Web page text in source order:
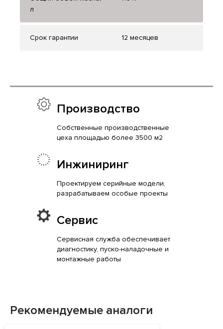
л
Срок гарантии 12 месяцев
Производство
Собственные производственные
цеха площадью более 3500 м2
Инжиниринг
Проектируем серийные модели,
разрабатываем особые проекты
Сервис
Сервисная служба обеспечивает
диагностику, пуско-наладочные и
монтажные работы
Рекомендуемые аналоги